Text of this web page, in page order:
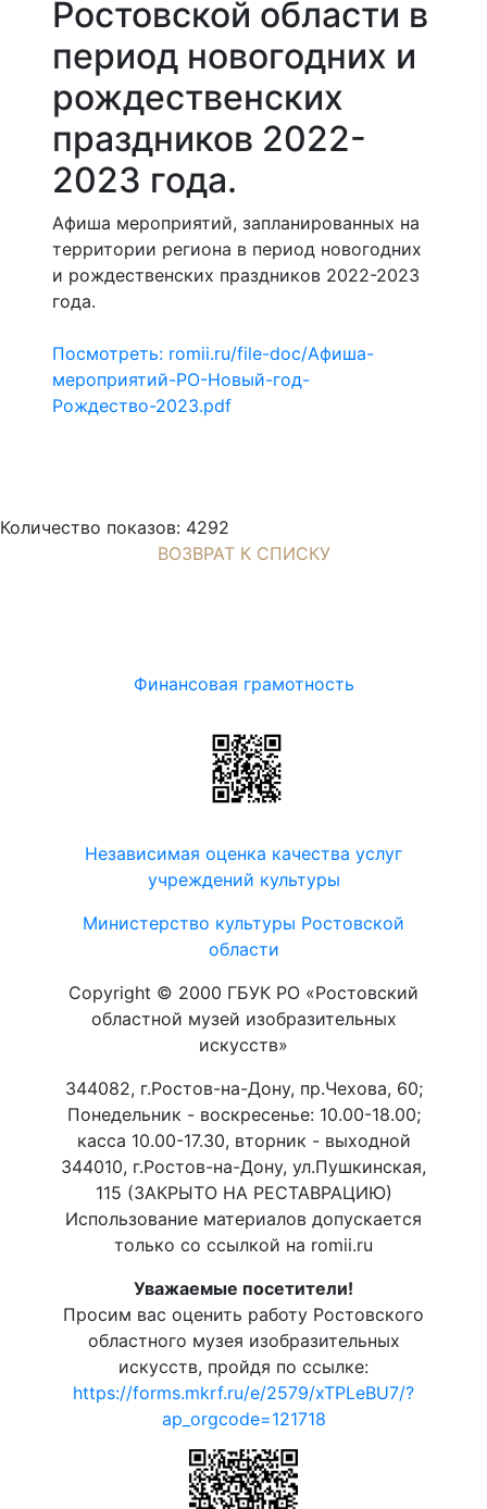
Ростовской области в
период новогодних и
рождественских
праздников 2022-
2023 года.
Афиша мероприятий, запланированных на
территории региона в период новогодних
и рождественских праздников 2022-2023
года.
Посмотреть: romii.ru/file-doc/Афиша-
мероприятий-РО-Новый-год-
Рождество-2023.pdf
Количество показов: 4292
ВОЗВРАТ К СПИСКУ
Финансовая грамотность
Независимая оценка качества услуг
учреждений культуры
Министерство культуры Ростовской
области
Copyright © 2000 ГБУК РО «Ростовский
областной музей изобразительных
искусств»
344082, г.Ростов-на-Дону, пр.Чехова, 60;
Понедельник - воскресенье: 10.00-18.00;
касса 10.00-17.30, вторник - выходной
344010, г.Ростов-на-Дону, ул.Пушкинская,
115 (ЗАКРЫТО НА РЕСТАВРАЦИЮ)
Использование материалов допускается
только со ссылкой на romii.ru
Уважаемые посетители!
Просим вас оценить работу Ростовского
областного музея изобразительных
искусств, пройдя по ссылке:
https://forms.mkrf.ru/e/2579/xTPLeBU7/?
ap_orgcode=121718